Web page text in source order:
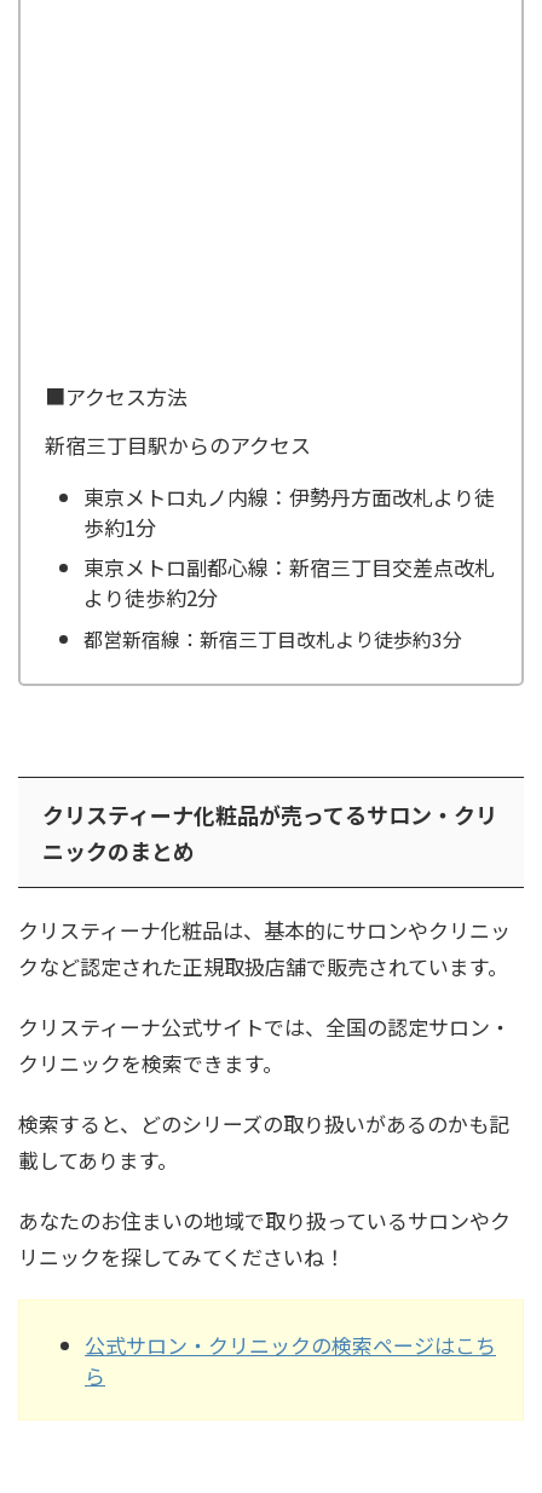
■アクセス方法
新宿三丁目駅からのアクセス
東京メトロ丸ノ内線：伊勢丹方面改札より徒
歩約1分
東京メトロ副都心線：新宿三丁目交差点改札
より徒歩約2分
都営新宿線 ： 新宿三丁目改札より徒歩約3分
クリスティーナ化粧品が売ってるサロン・クリ
ニックのまとめ
クリスティーナ化粧品は、基本的にサロンやクリニッ
クなど認定された正規取扱店舗で販売されています。
クリスティーナ公式サイトでは、全国の認定サロン・
クリニックを検索できます。
検索すると、どのシリーズの取り扱いがあるのかも記
載してあります。
あなたのお住まいの地域で取り扱っているサロンやク
リニックを探してみてくださいね！
公式サロン・クリニックの検索ページはこち
ら